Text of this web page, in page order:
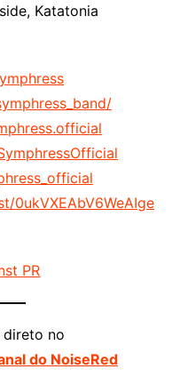
Katatonia
0ukVXEAbV6WeAIge
PR
direto no
do NoiseRed